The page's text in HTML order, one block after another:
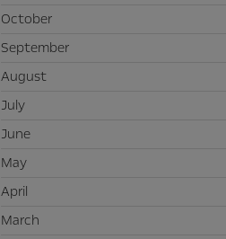
October
September
August
July
June
May
April
March